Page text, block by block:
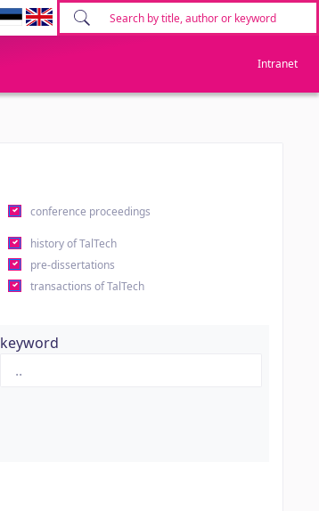
Intranet
conference proceedings
history of TalTech
pre-dissertations
transactions of TalTech
keyword